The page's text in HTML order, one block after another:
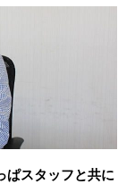
ぱスタッフと共に